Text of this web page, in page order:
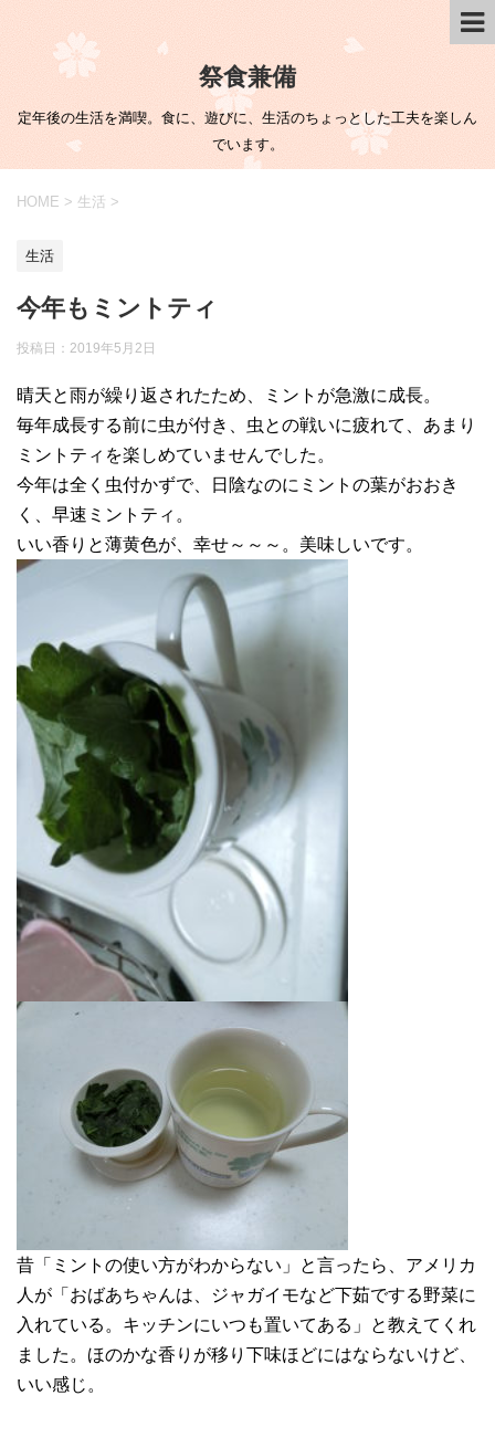
祭食兼備
定年後の生活を満喫。食に、遊びに、生活のちょっとした工夫を楽しん
でいます。
HOME > 生活 >
生活
今年もミントティ
投稿日： 2019年5月2日
晴天と雨が繰り返されたため、ミントが急激に成長。
毎年成長する前に虫が付き、虫との戦いに疲れて、あまり
ミントティを楽しめていませんでした。
今年は全く虫付かずで、日陰なのにミントの葉がおおき
く、早速ミントティ。
いい香りと薄黄色が、幸せ～～～。美味しいです。
昔「ミントの使い方がわからない」と言ったら、アメリカ
人が「おばあちゃんは、ジャガイモなど下茹でする野菜に
入れている。キッチンにいつも置いてある」と教えてくれ
ました。ほのかな香りが移り下味ほどにはならないけど、
いい感じ。